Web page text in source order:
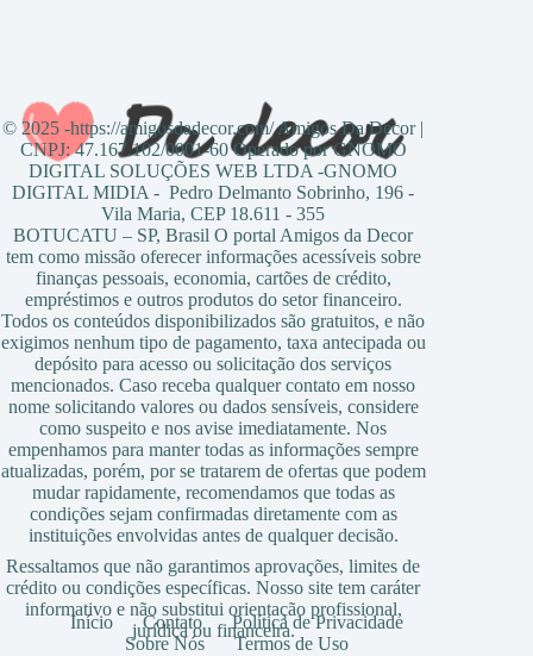
© 2025 -https://amigosdadecor.com/ Amigos Da Decor |
CNPJ: 47.167.102/0001-60 Operado por GNOMO
DIGITAL SOLUÇÕES WEB LTDA -GNOMO
DIGITAL MIDIA - Pedro Delmanto Sobrinho, 196 -
Vila Maria, CEP 18.611 - 355
BOTUCATU – SP, Brasil O portal Amigos da Decor
tem como missão oferecer informações acessíveis sobre
finanças pessoais, economia, cartões de crédito,
empréstimos e outros produtos do setor financeiro.
Todos os conteúdos disponibilizados são gratuitos, e não
exigimos nenhum tipo de pagamento, taxa antecipada ou
depósito para acesso ou solicitação dos serviços
mencionados. Caso receba qualquer contato em nosso
nome solicitando valores ou dados sensíveis, considere
como suspeito e nos avise imediatamente. Nos
empenhamos para manter todas as informações sempre
atualizadas, porém, por se tratarem de ofertas que podem
mudar rapidamente, recomendamos que todas as
condições sejam confirmadas diretamente com as
instituições envolvidas antes de qualquer decisão.
Ressaltamos que não garantimos aprovações, limites de
crédito ou condições específicas. Nosso site tem caráter
informativo e não substitui orientação profissional,
jurídica ou financeira.
Início Contato
Política de Privacidade
Sobre Nós
Termos de Uso